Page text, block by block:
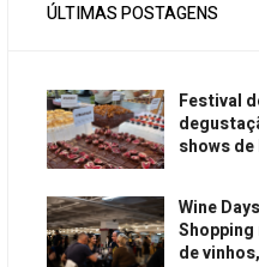
ÚLTIMAS POSTAGENS
Festival
shows de
Wine
de